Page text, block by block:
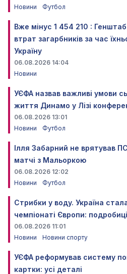
Новини
Футбол
Вже мінус 1 454 210 : Генштаб
втрат загарбників за час
Україну
06.08.2026 14:04
Новини
УЄФА назвав важливі умови
життя Динамо у Лізі
06.08.2026 13:01
Новини
Футбол
Ілля Забарний не врятував
матчі з Мальоркою
06.08.2026 12:02
Новини
Футбол
Стрибки у воду. Україна
чемпіонаті Європи:
06.08.2026 11:01
Новини
Новини спорту
УЄФА реформував систему
картки: усі деталі